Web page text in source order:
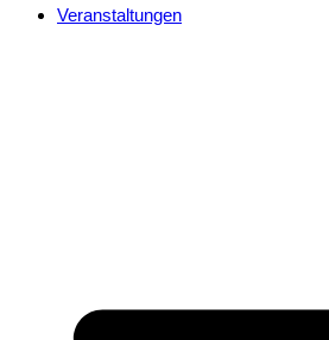
Veranstaltungen